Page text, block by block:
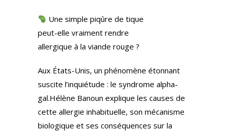
Une simple piqûre de tique
peut-elle vraiment rendre
allergique à la viande rouge ?
Aux États-Unis, un phénomène étonnant
suscite l’inquiétude : le syndrome alpha-
gal.Hélène Banoun explique les causes de
cette allergie inhabituelle, son mécanisme
biologique et ses conséquences sur la